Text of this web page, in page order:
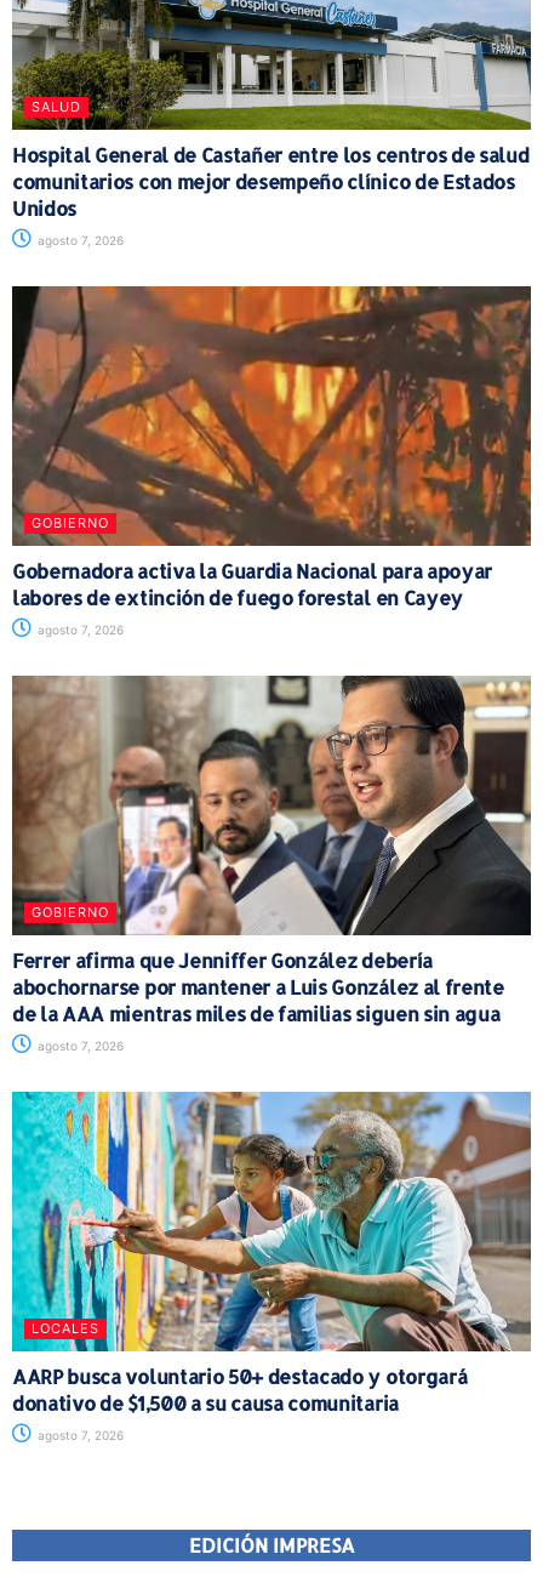
SALUD
Hospital General de Castañer entre los centros de salud
comunitarios con mejor desempeño clínico de Estados
Unidos
agosto 7, 2026
GOBIERNO
Gobernadora activa la Guardia Nacional para apoyar
labores de extinción de fuego forestal en Cayey
agosto 7, 2026
GOBIERNO
Ferrer afirma que Jenniffer González debería
abochornarse por mantener a Luis González al frente
de la AAA mientras miles de familias siguen sin agua
agosto 7, 2026
LOCALES
AARP busca voluntario 50+ destacado y otorgará
donativo de $1,500 a su causa comunitaria
agosto 7, 2026
EDICIÓN IMPRESA